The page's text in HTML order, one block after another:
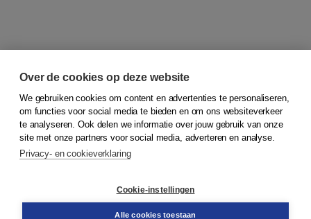
© 2026Koninklijke Boom uitgevers
Bestellen
Over de cookies op deze website
We gebruiken cookies om content en advertenties te personaliseren,
om functies voor social media te bieden en om ons websiteverkeer
te analyseren. Ook delen we informatie over jouw gebruik van onze
site met onze partners voor social media, adverteren en analyse.
Privacy- en cookieverklaring
Cookie-instellingen
Alle cookies toestaan